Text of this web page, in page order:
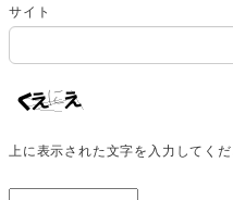
サイト
上に表示された文字を入力してくだ